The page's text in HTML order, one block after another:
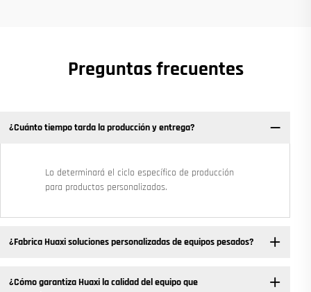
Preguntas frecuentes
¿Cuánto tiempo tarda la producción y entrega?
Lo determinará el ciclo específico de producción
para productos personalizados.
¿Fabrica Huaxi soluciones personalizadas de equipos pesados?
¿Cómo garantiza Huaxi la calidad del equipo que